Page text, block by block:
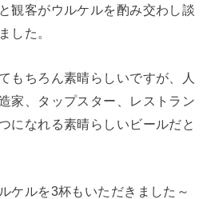
観客がウルケルを酌み交わし談
した。
もちろん素晴らしいですが、人
家、タップスター、レストラン
になれる素晴らしいビールだと
ケルを3杯もいただきました～